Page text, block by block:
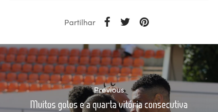
Partilhar
Previous
Muitos golos e a quarta vitória consecutiva